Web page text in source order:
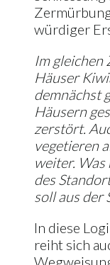
würdiger
Im gleichen
Häuser
demnächst
Häusern
zerstört.
vegetieren
weiter.
des
soll aus der
In diese
reiht sich